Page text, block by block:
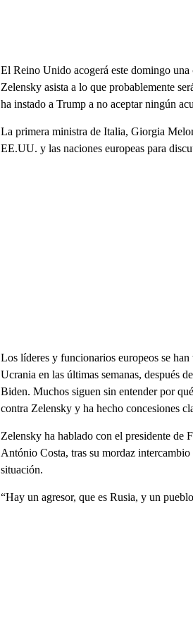
El Reino Unido acogerá este domingo
Zelensky asista a lo que probablemente
ha instado a Trump a no aceptar ningún
La primera ministra de Italia, Giorgia
EE.UU. y las naciones europeas para
Los líderes y funcionarios europeos se
Ucrania en las últimas semanas, después
Biden. Muchos siguen sin entender por
contra Zelensky y ha hecho concesiones
Zelensky ha hablado con el presidente de
António Costa, tras su mordaz
situación.
“Hay un agresor, que es Rusia, y un